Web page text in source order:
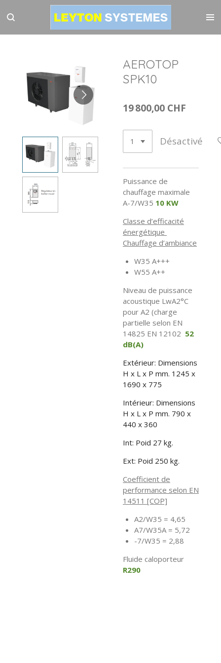
au
AEROTOP
SPK10
19 800,00 CHF
Désactivé
Puissance de
chauffage maximale
A-7/W35 10 KW
Classe d’efficacité
énergétique
Chauffage d’ambiance
W35 A+++
W55 A++
Niveau de puissance
acoustique LwA2°C
pour A2 (charge
partielle selon EN
14825 EN 12102 52
dB(A)
Extérieur: Dimensions
H x L x P mm. 1245 x
1690 x 775
Intérieur: Dimensions
H x L x P mm. 790 x
440 x 360
Int: Poid 27 kg.
Ext: Poid 250 kg.
Coefficient de
performance selon EN
14511 [COP]
A2/W35 = 4,65
A7/W35A = 5,72
-7/W35 = 2,88
Fluide caloporteur
R290